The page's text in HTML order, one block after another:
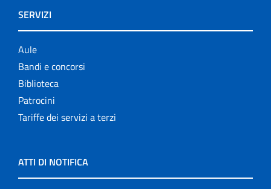
SERVIZI
Aule
Bandi e concorsi
Biblioteca
Patrocini
Tariffe dei servizi a terzi
ATTI DI NOTIFICA